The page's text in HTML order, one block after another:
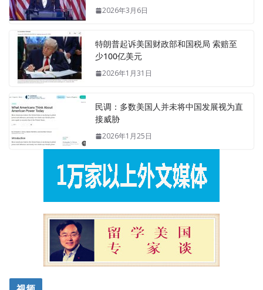
2026年3月6日
特朗普起诉美国财政部和国税局 索赔至
少100亿美元
2026年1月31日
民调：多数美国人并未将中国发展视为直
接威胁
2026年1月25日